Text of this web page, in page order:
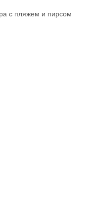
с пляжем и пирсом